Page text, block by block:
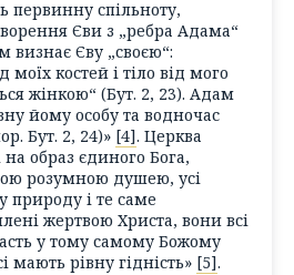
первинну спільноту,
Єви з „ребра Адама“
визнає Єву „своєю“:
моїх костей і тіло від мого
жінкою“ (Бут. 2, 23). Адам
йому особу та водночас
Бут. 2, 24)» [4]. Церква
образ єдиного Бога,
розумною душею, усі
і те саме
жертвою Христа, вони всі
у тому самому Божому
мають рівну гідність» [5].